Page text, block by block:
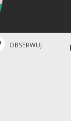
OBSERWUJ